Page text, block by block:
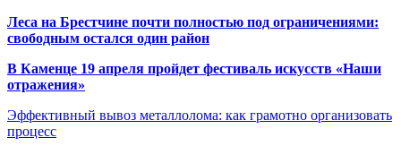
Леса на Брестчине почти полностью под ограничениями:
свободным остался один район
В Каменце 19 апреля пройдет фестиваль искусств «Наши
отражения»
Эффективный вывоз металлолома: как грамотно организовать
процесс